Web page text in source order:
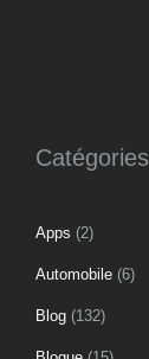
Catégories
Apps (2)
Automobile (6)
Blog (132)